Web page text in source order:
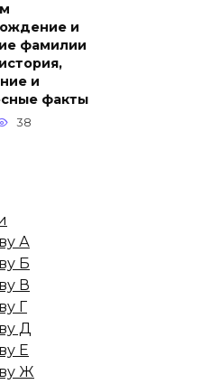
и
фамилии
и
факты
38
А
Б
В
Г
Д
Е
Ж